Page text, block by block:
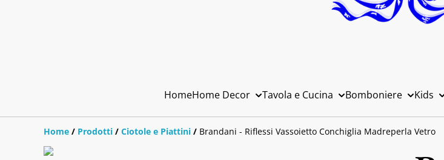
HomeHome Decor Tavola e Cucina Bomboniere Kids
Home / Prodotti / Ciotole e Piattini / Brandani - Riflessi Vassoietto Conchiglia Madreperla Vetro